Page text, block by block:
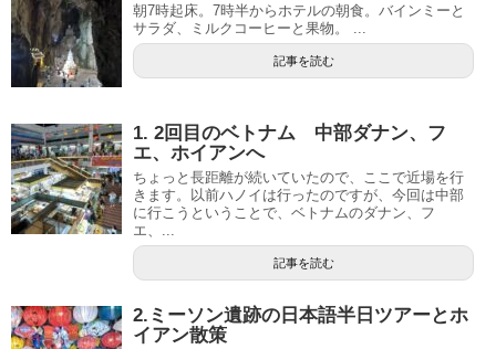
朝7時起床。7時半からホテルの朝食。バインミーと
サラダ、ミルクコーヒーと果物。 ...
記事を読む
1. 2回目のベトナム 中部ダナン、フ
エ、ホイアンへ
ちょっと長距離が続いていたので、ここで近場を行
きます。以前ハノイは行ったのですが、今回は中部
に行こうということで、ベトナムのダナン、フ
エ、...
記事を読む
2.ミーソン遺跡の日本語半日ツアーとホ
イアン散策